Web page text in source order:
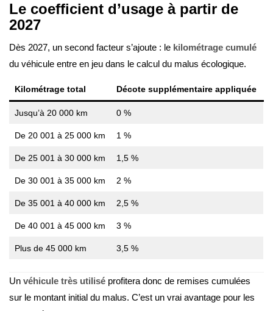
Le coefficient d’usage à partir de
2027
Dès 2027, un second facteur s’ajoute : le kilométrage cumulé
du véhicule entre en jeu dans le calcul du malus écologique.
Kilométrage total Décote supplémentaire appliquée
Jusqu’à 20 000 km 0 %
De 20 001 à 25 000 km 1 %
De 25 001 à 30 000 km 1,5 %
De 30 001 à 35 000 km 2 %
De 35 001 à 40 000 km 2,5 %
De 40 001 à 45 000 km 3 %
Plus de 45 000 km 3,5 %
Un véhicule très utilisé profitera donc de remises cumulées
sur le montant initial du malus. C’est un vrai avantage pour les